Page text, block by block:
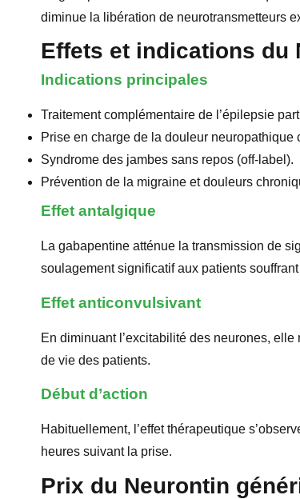
diminue la libération de neurotransmetteurs
Effets et indications du
Indications principales
Traitement complémentaire de l’épilepsie
Prise en charge de la douleur neuropathique
Syndrome des jambes sans repos (off-label).
Prévention de la migraine et douleurs
Effet antalgique
La gabapentine atténue la transmission de
soulagement significatif aux patients
Effet anticonvulsivant
En diminuant l’excitabilité des neurones,
de vie des patients.
Début d’action
Habituellement, l’effet thérapeutique
heures suivant la prise.
Prix du Neurontin